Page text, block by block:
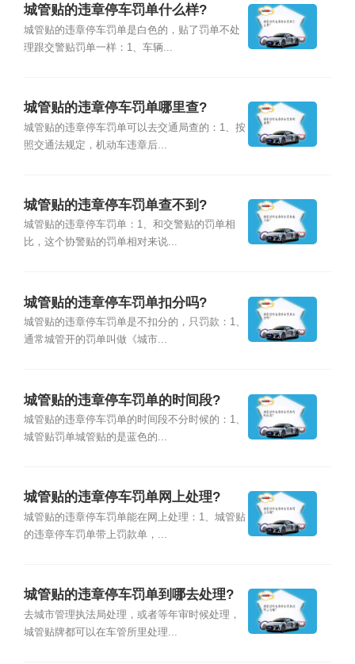
城管贴的违章停车罚单什么样?
城管贴的违章停车罚单是白色的，贴了罚单不处
理跟交警贴罚单一样：1、车辆...
城管贴的违章停车罚单哪里查?
城管贴的违章停车罚单可以去交通局查的：1、按
照交通法规定，机动车违章后...
城管贴的违章停车罚单查不到?
城管贴的违章停车罚单：1、和交警贴的罚单相
比，这个协警贴的罚单相对来说...
城管贴的违章停车罚单扣分吗?
城管贴的违章停车罚单是不扣分的，只罚款：1、
通常城管开的罚单叫做《城市...
城管贴的违章停车罚单的时间段?
城管贴的违章停车罚单的时间段不分时候的：1、
城管贴罚单城管贴的是蓝色的...
城管贴的违章停车罚单网上处理?
城管贴的违章停车罚单能在网上处理：1、城管贴
的违章停车罚单带上罚款单，...
城管贴的违章停车罚单到哪去处理?
去城市管理执法局处理，或者等年审时候处理，
城管贴牌都可以在车管所里处理...